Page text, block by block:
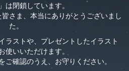
は閉鎖しています。
さま、本当にありがとうございまし
た。
ラストや、プレゼントしたイラスト
使いいただけます。
ご確認のうえ、お守りください。